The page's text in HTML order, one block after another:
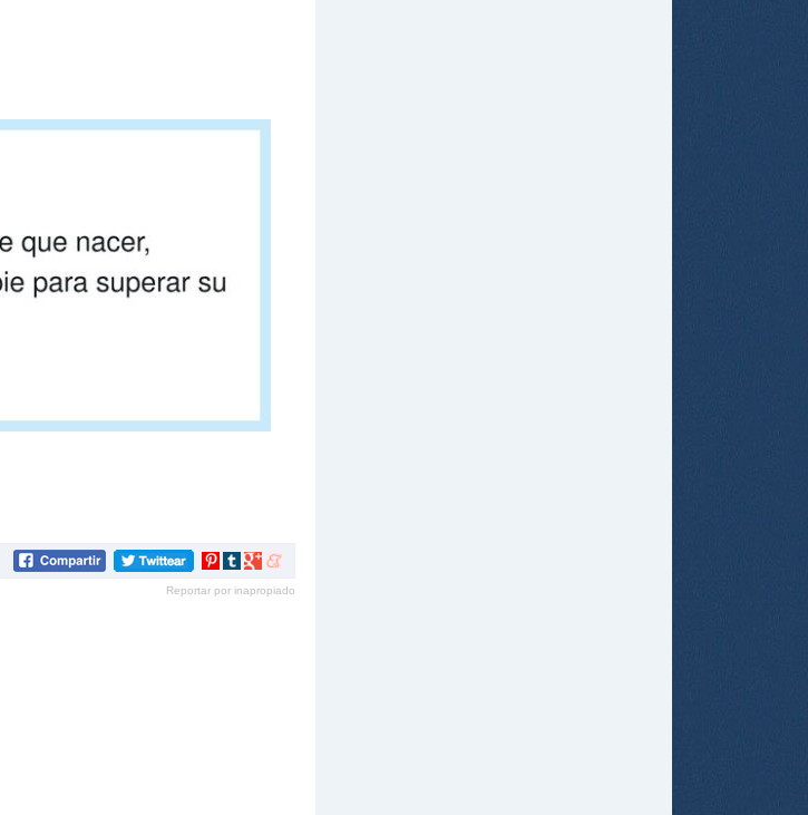
Compartir
Pinterest
Compartir
tumblr
Compartir
Google+
Compartir
meneame
Reportar por inapropiado